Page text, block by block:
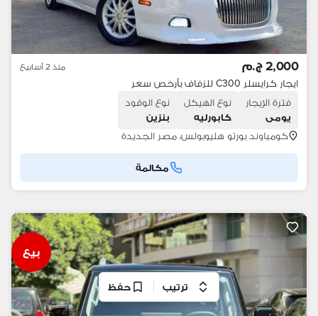
2,000 ج.م منذ 2 أسابيع
ايجار كرايسلر C300 للزفاف بأرخص سعر
فترة الإيجار
يومى
نوع الهيكل
كابورليه
نوع الوقود
بنزين
كومباوند بورتو هليوبولس، مصر الجديدة
مكالمة
بيع
ترتيب حفظ